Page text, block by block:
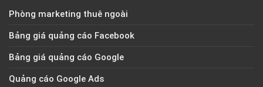
Phòng marketing thuê ngoài
Bảng giá quảng cáo Facebook
Bảng giá quảng cáo Google
Quảng cáo Google Ads